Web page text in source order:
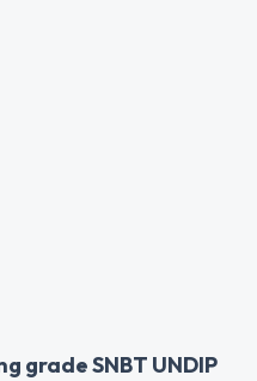
grade SNBT UNDIP